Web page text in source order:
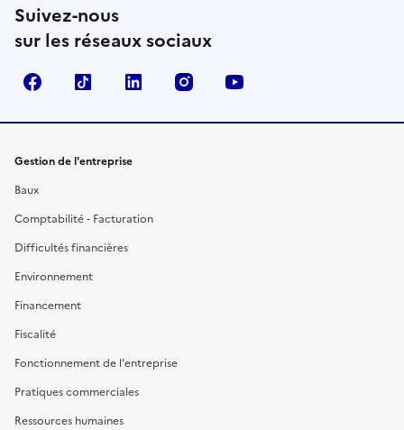
Suivez-nous
sur les réseaux sociaux
FacebookTikTok Linkedin Instagram
Gestion de l'entreprise
Baux
Comptabilité - Facturation
Difficultés financières
Environnement
Financement
Fiscalité
Fonctionnement de l'entreprise
Pratiques commerciales
Ressources humaines